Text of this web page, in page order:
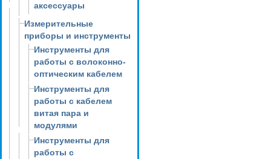
аксессуары
Измерительные
приборы и инструменты
Инструменты для
работы с волоконно-
оптическим кабелем
Инструменты для
работы с кабелем
витая пара и
модулями
Инструменты для
работы с